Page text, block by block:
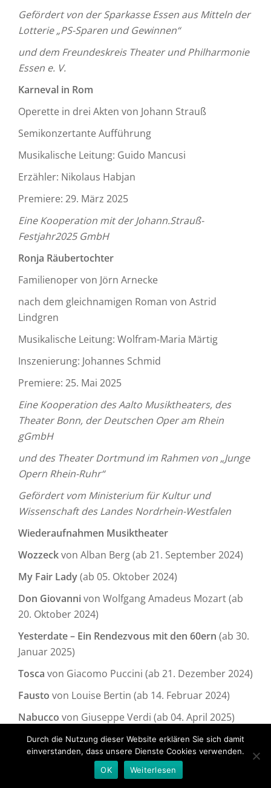
Gefördert von der Sparkasse Essen aus Mitteln der
Lotterie „PS-Sparen und Gewinnen“
und dem Freundeskreis Theater und Philharmonie
Essen e. V.
Karneval in Rom
Operette in drei Akten von Johann Strauß
Semikonzertante Aufführung
Musikalische Leitung: Guido Mancusi
Erzähler: Nikolaus Habjan
Premiere: 29. März 2025
Eine Kooperation mit der Johann.Strauß-
Festjahr2025 GmbH
Ronja Räubertochter
Familienoper von Jörn Arnecke
nach dem gleichnamigen Roman von Astrid
Lindgren
Musikalische Leitung: Wolfram-Maria Märtig
Inszenierung: Johannes Schmid
Premiere: 25. Mai 2025
Eine Kooperation des Aalto Musiktheaters, des
Theater Bonn, der Deutschen Oper am Rhein
gGmbH
und des Theater Dortmund im Rahmen von „Junge
Opern Rhein-Ruhr“
Gefördert vom Ministerium für Kultur und
Wissenschaft des Landes Nordrhein-Westfalen
Wiederaufnahmen Musiktheater
Wozzeckvon Alban Berg (ab 21. September 2024)
My Fair Lady(ab 05. Oktober 2024)
Don Giovannivon Wolfgang Amadeus Mozart (ab
20. Oktober 2024)
Yesterdate – Ein Rendezvous mit den 60ern (ab 30.
Januar 2025)
Tosca von Giacomo Puccini (ab 21. Dezember 2024)
Fausto von Louise Bertin (ab 14. Februar 2024)
Nabucco von Giuseppe Verdi (ab 04. April 2025)
Der Rosenkavaliervon Richard Strauss (ab 04. Mai
2025)
von Giuseppe Verdi (ab 14. Juni 2025)
Durch die Nutzung dieser Website erklären Sie sich damit
einverstanden, dass unsere Dienste Cookies verwenden.
OK
Weiterlesen